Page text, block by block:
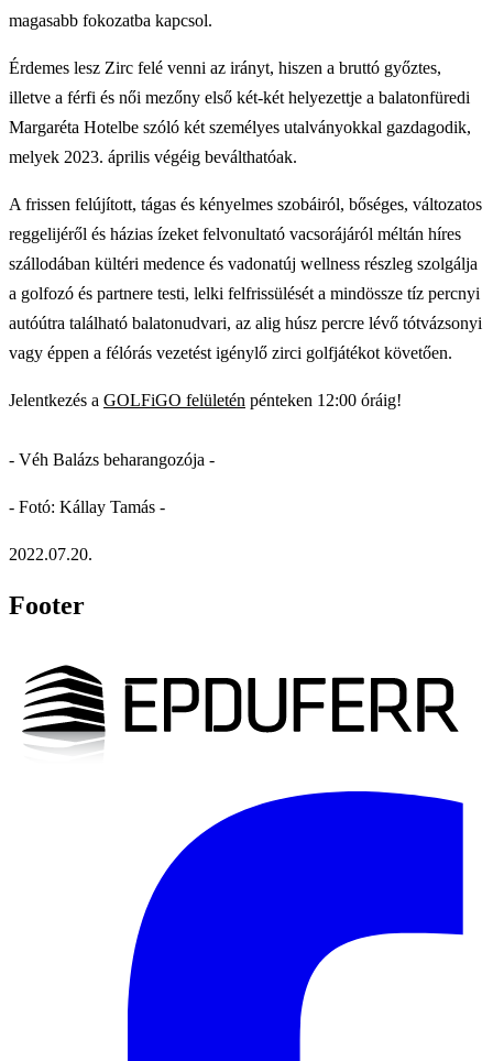
magasabb fokozatba kapcsol.
Érdemes lesz Zirc felé venni az irányt, hiszen a bruttó győztes,
illetve a férfi és női mezőny első két-két helyezettje a balatonfüredi
Margaréta Hotelbe szóló két személyes utalványokkal gazdagodik,
melyek 2023. április végéig beválthatóak.
A frissen felújított, tágas és kényelmes szobáiról, bőséges, változatos
reggelijéről és házias ízeket felvonultató vacsorájáról méltán híres
szállodában kültéri medence és vadonatúj wellness részleg szolgálja
a golfozó és partnere testi, lelki felfrissülését a mindössze tíz percnyi
autóútra található balatonudvari, az alig húsz percre lévő tótvázsonyi
vagy éppen a félórás vezetést igénylő zirci golfjátékot követően.
Jelentkezés a GOLFiGO felületén pénteken 12:00 óráig!
- Véh Balázs beharangozója -
- Fotó: Kállay Tamás -
2022.07.20.
Footer